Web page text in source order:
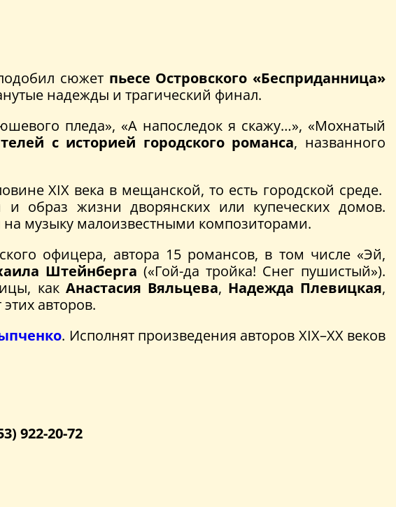
сюжет пьесе Островского «Бесприданница»
надежды и трагический финал.
пледа», «А напоследок я скажу…», «Мохнатый
с историей городского романса, названного
XIX века в мещанской, то есть городской среде.
образ жизни дворянских или купеческих домов.
музыку малоизвестными композиторами.
офицера, автора 15 романсов, в том числе «Эй,
Штейнберга («Гой-да тройка! Снег пушистый»).
как Анастасия Вяльцева, Надежда Плевицкая,
авторов.
. Исполнят произведения авторов XIX–XX веков
922-20-72